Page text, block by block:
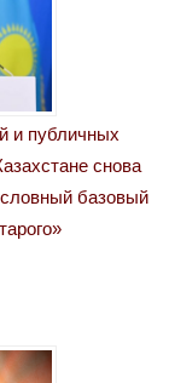
и публичных
снова
базовый